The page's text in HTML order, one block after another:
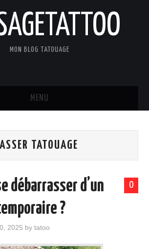
MON BLOG TATOUAGE
MENU
TATOUAGE
0
débarrasser d’un
?
2025 bytatoo